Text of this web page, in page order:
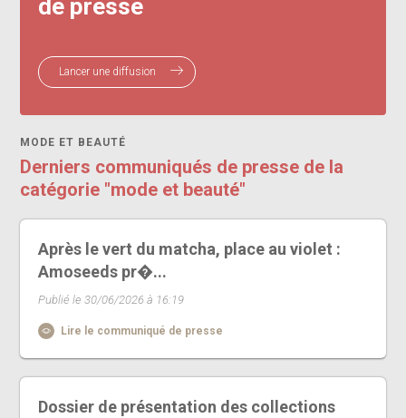
de presse
Lancer une diffusion
MODE ET BEAUTÉ
Derniers communiqués de presse de la
catégorie "mode et beauté"
Après le vert du matcha, place au violet :
Amoseeds pr�...
Publié le 30/06/2026 à 16:19
Lire le communiqué de presse
Dossier de présentation des collections